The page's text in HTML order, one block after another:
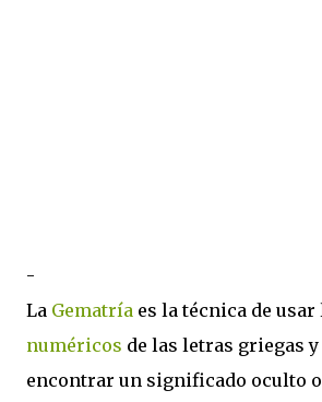
-
La Gematría es la técnica de usar
numéricos de las letras griegas
encontrar un significado oculto